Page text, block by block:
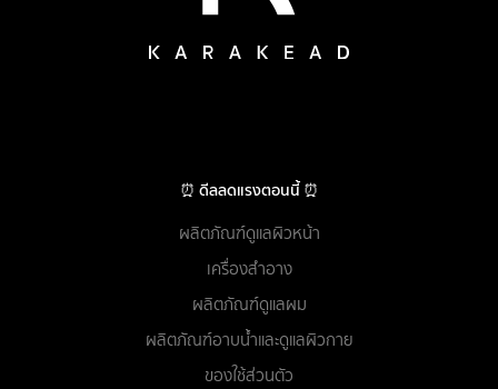
⏰ ดีลลดแรงตอนนี้ ⏰
ผลิตภัณฑ์ดูแลผิวหน้า
เครื่องสำอาง
ผลิตภัณฑ์ดูแลผม
ผลิตภัณฑ์อาบน้ำและดูแลผิวกาย
ของใช้ส่วนตัว